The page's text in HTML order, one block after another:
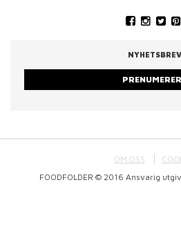
NYHETSBREV
OM OSS
FOODFOLDER © 2016 Ansvarig